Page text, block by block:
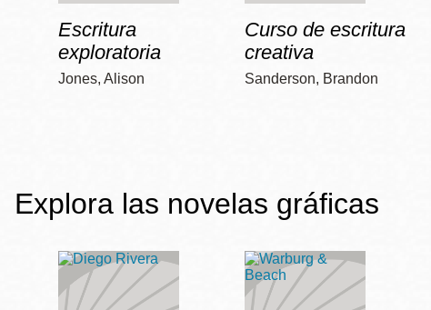
Escritura
exploratoria
Jones, Alison
Curso de escritura
creativa
Sanderson, Brandon
Explora las novelas gráficas